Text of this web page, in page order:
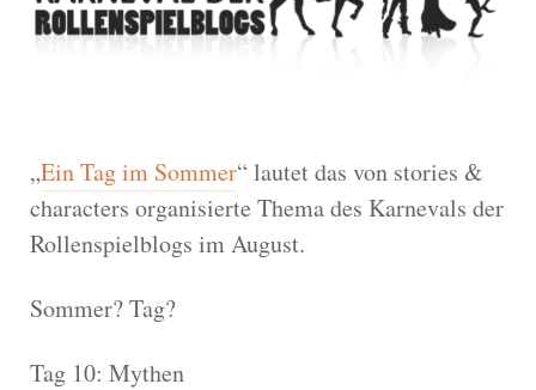
„Ein Tag im Sommer“ lautet das von stories &
characters organisierte Thema des Karnevals der
Rollenspielblogs im August.
Sommer? Tag?
Tag 10: Mythen